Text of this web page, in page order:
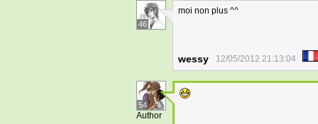
46
moi non plus ^^
wessy 12/05/2012 21:13:04
54
Author